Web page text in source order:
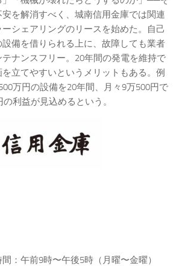
を解消すべく、城南信用金庫では関連
シェアリングのリースを始めた。自己
備を借りられる上に、故障しても業者
ナンスフリー。20年間の発電を維持で
立てやすいというメリットもある。例
万円の設備を20年間、月々9万500円で
利益が見込めるという。
：午前9時〜午後5時（月曜〜金曜）